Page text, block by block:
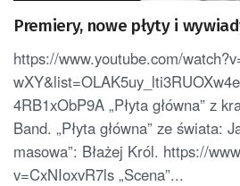
Premiery, nowe płyty i
https://www.youtube.com/
4RB1xObP9A „Płyta główna” z
Band. „Płyta główna” ze świata:
masowa”: Błażej Król. https://
v=CxNIoxvR7ls „Scena”...